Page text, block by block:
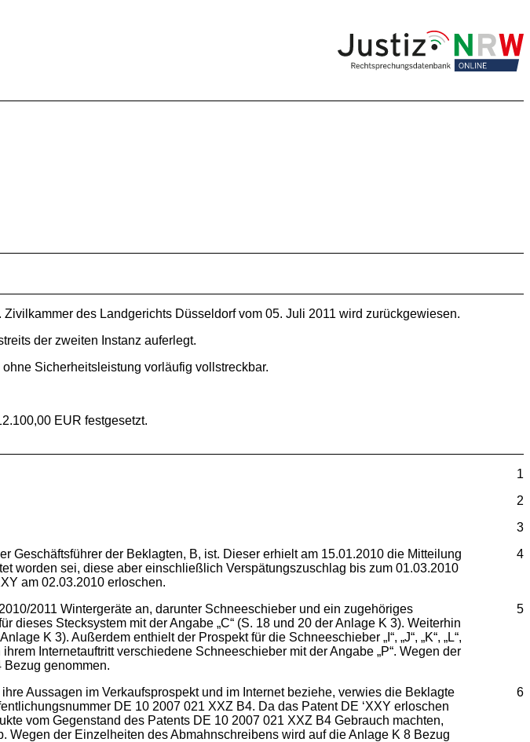
des Landgerichts Düsseldorf vom 05. Juli 2011 wird zurückgewiesen.
der zweiten Instanz auferlegt.
Sicherheitsleistung vorläufig vollstreckbar.
EUR festgesetzt.
1
2
3
4
Geschäftsführer der Beklagten, B, ist. Dieser erhielt am 15.01.2010 die Mitteilung
worden sei, diese aber einschließlich Verspätungszuschlag bis zum 01.03.2010
am 02.03.2010 erloschen.
5
2011 Wintergeräte an, darunter Schneeschieber und ein zugehöriges
Stecksystem mit der Angabe „C“ (S. 18 und 20 der Anlage K 3). Weiterhin
K 3). Außerdem enthielt der Prospekt für die Schneeschieber „I“, „J“, „K“, „L“,
Internetauftritt verschiedene Schneeschieber mit der Angabe „P“. Wegen der
Bezug genommen.
6
Aussagen im Verkaufsprospekt und im Internet beziehe, verwies die Beklagte
DE 10 2007 021 XXZ B4. Da das Patent DE ‘XXY erloschen
vom Gegenstand des Patents DE 10 2007 021 XXZ B4 Gebrauch machten,
der Einzelheiten des Abmahnschreibens wird auf die Anlage K 8 Bezug